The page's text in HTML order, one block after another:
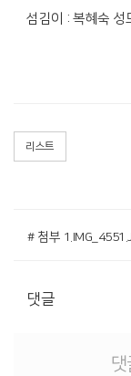
섬김이 : 복혜숙 성
리스트
# 첨부
댓글
댓